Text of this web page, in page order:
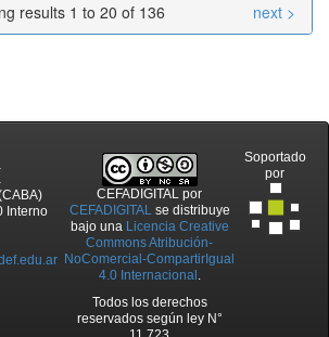
results 1 to 20 of 136 next >
Interno
CEFADIGITAL por
CEFADIGITALse distribuye
bajo una Licencia Creative
Commons Atribución-
NoComercial-CompartirIgual
4.0 Internacional .
Todos los derechos
reservados según ley N°
Soportado
por